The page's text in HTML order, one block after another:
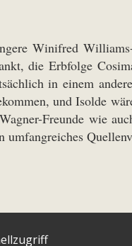
Winifred
die Erbfolge
in einem
und Isolde
Freunde wie